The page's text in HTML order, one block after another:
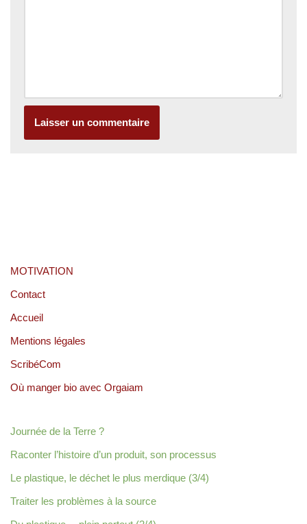
MOTIVATION
Contact
Accueil
Mentions légales
ScribéCom
Où manger bio avec Orgaiam
Journée de la Terre ?
Raconter l’histoire d’un produit, son processus
Le plastique, le déchet le plus merdique (3/4)
Traiter les problèmes à la source